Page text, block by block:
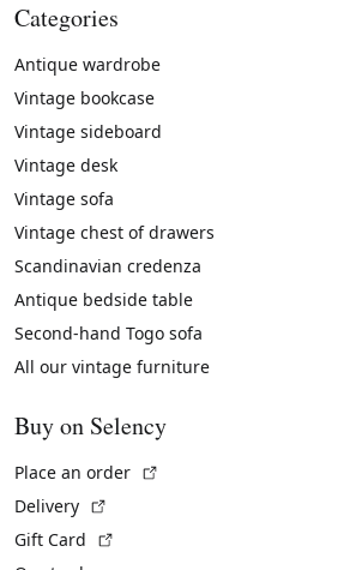
Categories
Antique wardrobe
Vintage bookcase
Vintage sideboard
Vintage desk
Vintage sofa
Vintage chest of drawers
Scandinavian credenza
Antique bedside table
Second-hand Togo sofa
All our vintage furniture
Buy on Selency
Place an order
Delivery
Gift Card